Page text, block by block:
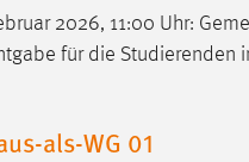
2026, 11:00 Uhr:
für die Studierenden
als-WG 01
Tracking